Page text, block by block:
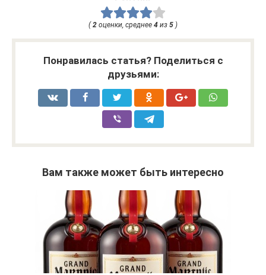
( 2 оценки, среднее 4 из 5 )
Понравилась статья? Поделиться с
друзьями:
Вам также может быть интересно